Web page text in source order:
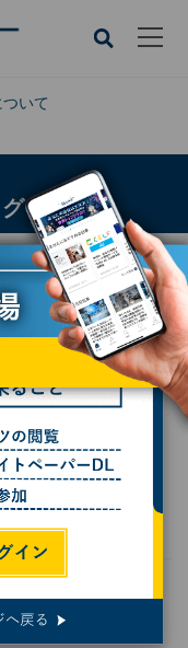
いて
され始めた理由
会い系アプリ